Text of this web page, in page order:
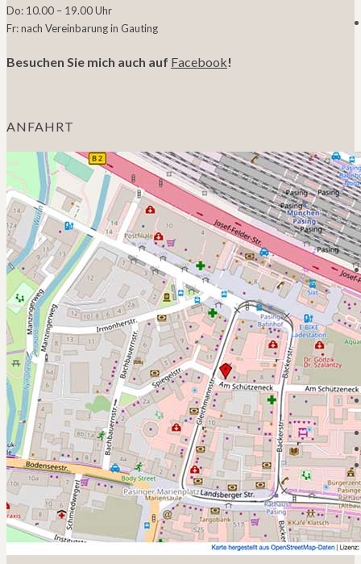
Do: 10.00 – 19.00 Uhr
Fr: nach Vereinbarung in Gauting
Besuchen Sie mich auch auf Facebook!
ANFAHRT